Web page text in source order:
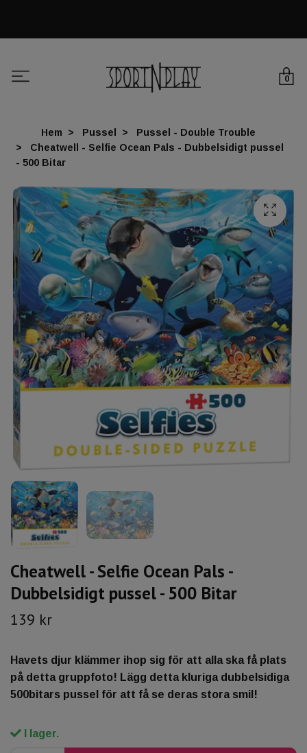
0
Hem Pussel
Pussel - Double Trouble
Cheatwell - Selfie Ocean Pals - Dubbelsidigt pussel
- 500 Bitar
Cheatwell - Selfie Ocean Pals -
Dubbelsidigt pussel - 500 Bitar
139 kr
Havets djur klämmer ihop sig för att alla ska få plats
på detta gruppfoto! Lägg detta kluriga dubbelsidiga
500bitars pussel för att få se deras stora smil!
I lager.